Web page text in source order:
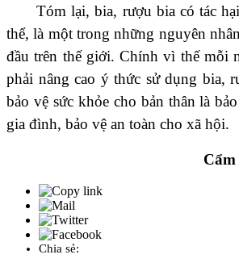
Tóm lại, bia, rượu bia có tác
thể, là một trong những nguyên
đầu trên thế giới. Chính vì thế mỗi
phải nâng cao ý thức sử dụng bia,
bảo vệ sức khỏe cho bản thân là
gia đình, bảo vệ an toàn cho xã hội.
Chia sẻ: